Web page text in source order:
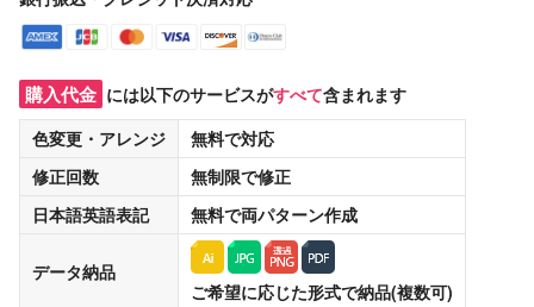
購入代金 には以下のサービスがすべて含まれます
色変更・アレンジ
無料で対応
修正回数
無制限で修正
日本語英語表記
無料で両パターン作成
データ納品
ご希望に応じた形式で納品(複数可)